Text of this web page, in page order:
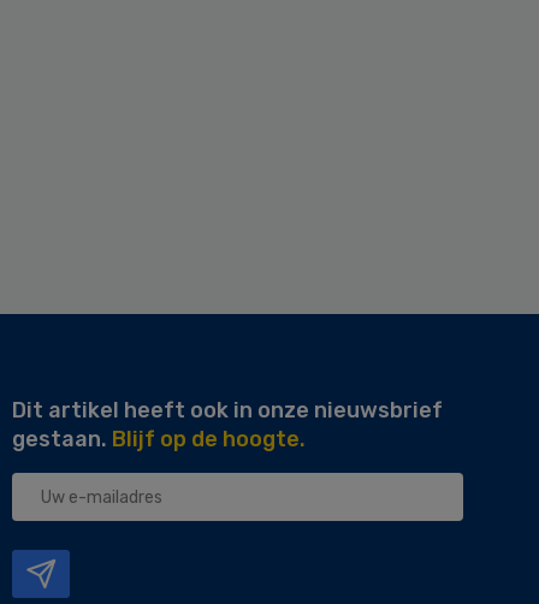
Dit artikel heeft ook in onze nieuwsbrief
gestaan. Blijf op de hoogte.
Uw